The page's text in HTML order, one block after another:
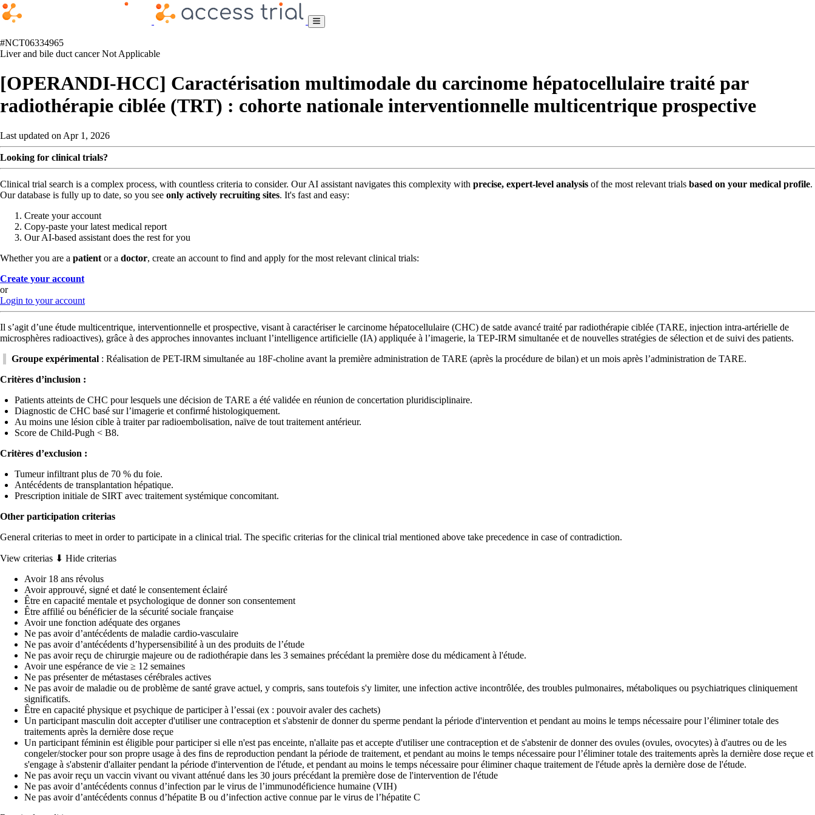
#NCT06334965
Liver and bile duct cancerNot Applicable
[OPERANDI-HCC] Caractérisation multimodale du carcinome hépatocellulaire traité par
radiothérapie ciblée (TRT) : cohorte nationale interventionnelle multicentrique prospective
Last updated on Apr 1, 2026
Looking for clinical trials?
Clinical trial search is a complex process, with countless criteria to consider. Our AI assistant navigates this complexity with precise, expert-level analysis of the most relevant trials based on your medical profile.
Our database is fully up to date, so you see only actively recruiting sites. It's fast and easy:
Create your account
Copy-paste your latest medical report
Our AI-based assistant does the rest for you
Whether you are a patient or a doctor, create an account to find and apply for the most relevant clinical trials:
Create your account
or
Login to your account
Il s’agit d’une étude multicentrique, interventionnelle et prospective, visant à caractériser le carcinome hépatocellulaire (CHC) de satde avancé traité par radiothérapie ciblée (TARE, injection intra-artérielle de
microsphères radioactives), grâce à des approches innovantes incluant l’intelligence artificielle (IA) appliquée à l’imagerie, la TEP-IRM simultanée et de nouvelles stratégies de sélection et de suivi des patients.
Groupe expérimental : Réalisation de PET-IRM simultanée au 18F-choline avant la première administration de TARE (après la procédure de bilan) et un mois après l’administration de TARE.
Critères d’inclusion :
Patients atteints de CHC pour lesquels une décision de TARE a été validée en réunion de concertation pluridisciplinaire.
Diagnostic de CHC basé sur l’imagerie et confirmé histologiquement.
Au moins une lésion cible à traiter par radioembolisation, naïve de tout traitement antérieur.
Score de Child-Pugh < B8.
Critères d’exclusion :
Tumeur infiltrant plus de 70 % du foie.
Antécédents de transplantation hépatique.
Prescription initiale de SIRT avec traitement systémique concomitant.
Other participation criterias
General criterias to meet in order to participate in a clinical trial. The specific criterias for the clinical trial mentioned above take precedence in case of contradiction.
View criterias ⬇ Hide criterias
Avoir 18 ans révolus
Avoir approuvé, signé et daté le consentement éclairé
Être en capacité mentale et psychologique de donner son consentement
Être affilié ou bénéficier de la sécurité sociale française
Avoir une fonction adéquate des organes
Ne pas avoir d’antécédents de maladie cardio-vasculaire
Ne pas avoir d’antécédents d’hypersensibilité à un des produits de l’étude
Ne pas avoir reçu de chirurgie majeure ou de radiothérapie dans les 3 semaines précédant la première dose du médicament à l'étude.
Avoir une espérance de vie ≥ 12 semaines
Ne pas présenter de métastases cérébrales actives
Ne pas avoir de maladie ou de problème de santé grave actuel, y compris, sans toutefois s'y limiter, une infection active incontrôlée, des troubles pulmonaires, métaboliques ou psychiatriques cliniquement
significatifs.
Être en capacité physique et psychique de participer à l’essai (ex : pouvoir avaler des cachets)
Un participant masculin doit accepter d'utiliser une contraception et s'abstenir de donner du sperme pendant la période d'intervention et pendant au moins le temps nécessaire pour l’éliminer totale des
traitements après la dernière dose reçue
Un participant féminin est éligible pour participer si elle n'est pas enceinte, n'allaite pas et accepte d'utiliser une contraception et de s'abstenir de donner des ovules (ovules, ovocytes) à d'autres ou de les
congeler/stocker pour son propre usage à des fins de reproduction pendant la période de traitement, et pendant au moins le temps nécessaire pour l’éliminer totale des traitements après la dernière dose reçue et
s'engage à s'abstenir d'allaiter pendant la période d'intervention de l'étude, et pendant au moins le temps nécessaire pour éliminer chaque traitement de l'étude après la dernière dose de l'étude.
Ne pas avoir reçu un vaccin vivant ou vivant atténué dans les 30 jours précédant la première dose de l'intervention de l'étude
Ne pas avoir d’antécédents connus d’infection par le virus de l’immunodéficience humaine (VIH)
Ne pas avoir d’antécédents connus d’hépatite B ou d’infection active connue par le virus de l’hépatite C